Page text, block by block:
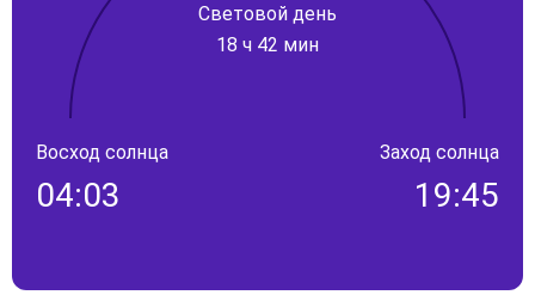
Световой день
18 ч 42 мин
Восход солнца
04:03
Заход солнца
19:45